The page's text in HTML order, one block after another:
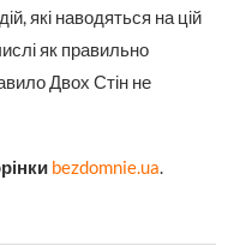
які наводяться на цій
як правильно
Двох Стін не
bezdomnie.ua.